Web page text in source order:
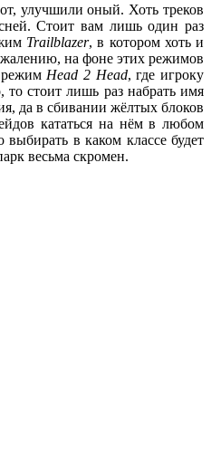
улучшили оный. Хоть треков
Стоит вам лишь один раз
Trailblazer, в котором хоть и
на фоне этих режимов
режим Head 2 Head, где игроку
то стоит лишь раз набрать имя
да в сбивании жёлтых блоков
кататься на нём в любом
в каком классе будет
весьма скромен.